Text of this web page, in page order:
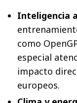
Inteligencia
como
especial
impacto
europeos.